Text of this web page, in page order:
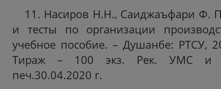
11. Насиров Н.Н., Саиджаъфари Ф.
и тесты по организации
учебное пособие. – Душанбе: РТСУ,
Тираж – 100 экз. Рек. УМС и
печ.30.04.2020 г.